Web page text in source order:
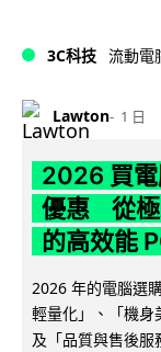
3C科技 流動電
Lawton 1 日
2026 買電
優惠 從極
的高效能
2026 年的電腦選
輕量化」、「機身
及「品質與售後服